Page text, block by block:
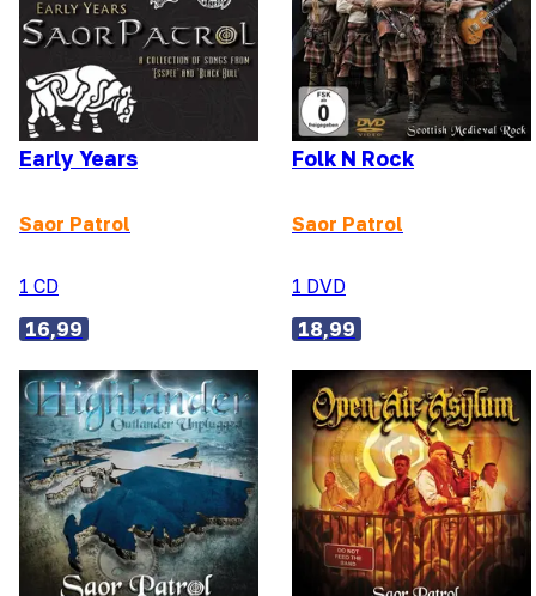
Early Years
Saor Patrol
1 CD
16,99
Folk N Rock
Saor Patrol
1 DVD
18,99